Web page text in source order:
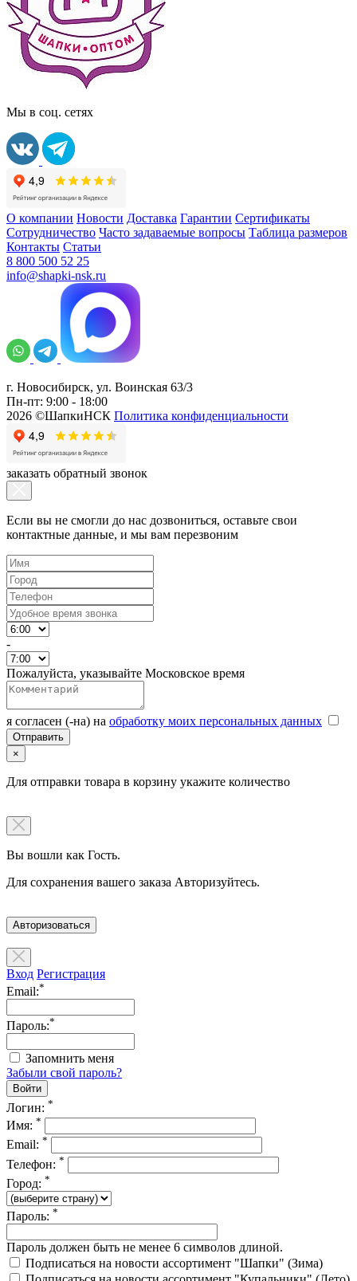
Мы в соц. сетях
О компании Новости Доставка Гарантии Сертификаты
Сотрудничество Часто задаваемые вопросы Таблица размеров
Контакты Статьи
8 800 500 52 25
info@shapki-nsk.ru
г. Новосибирск, ул. Воинская 63/3
Пн-пт: 9:00 - 18:00
2026 ©ШапкиНСК Политика конфиденциальности
заказать обратный звонок
Если вы не смогли до нас дозвониться, оставьте свои
контактные данные, и мы вам перезвоним
-
Пожалуйста, указывайте Московское время
я согласен (-на) на обработку моих персональных данных
×
Для отправки товара в корзину укажите количество
Вы вошли как Гость.
Для сохранения вашего заказа Авторизуйтесь.
Авторизоваться
Вход Регистрация
Email:*
Пароль:*
Запомнить меня
Забыли свой пароль?
Логин: *
Имя: *
Email: *
Телефон: *
Город: *
Пароль: *
Пароль должен быть не менее 6 символов длиной.
Подписаться на новости ассортимент "Шапки" (Зима)